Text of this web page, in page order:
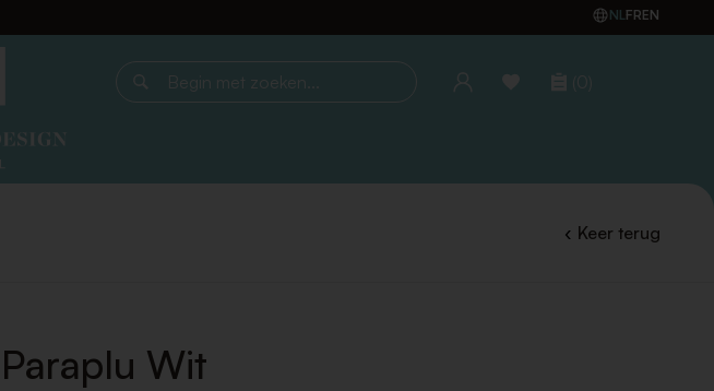
NLFREN
Begin met zoeken... (0)
Keer terug
Paraplu Wit